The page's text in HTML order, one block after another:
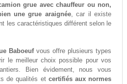
grue avec chauffeur ou non,
une grue araignée, car il existe
les caractéristiques différent selon le
Baboeufvous offre plusieurs types
le meilleur choix possible pour vos
Bien évidement, nous vous
de qualités et certifiés aux normes